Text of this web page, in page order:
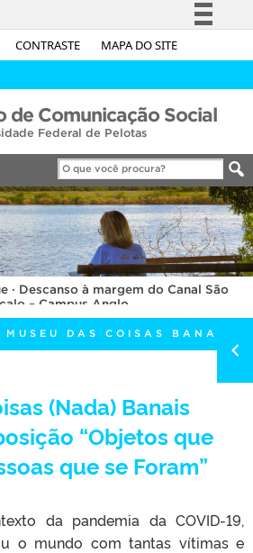
CONTRASTE MAPA DO SITE
Simplifique!
Acesso à informação
Legislação
Canais
de Comunicação Social
Federal de Pelotas
· Descanso à margem do Canal São
– Campus Anglo
DAS COISAS BANAIS
(Nada) Banais
“Objetos que
que se Foram”
da pandemia da COVID-19,
o mundo com tantas vítimas e